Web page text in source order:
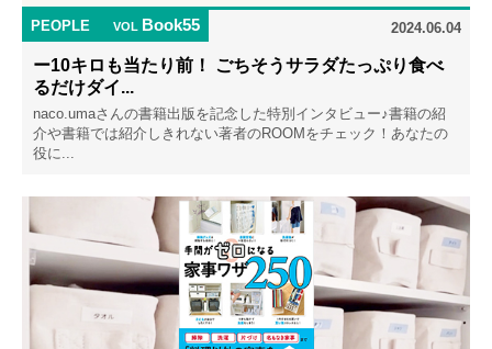
PEOPLE VOL Book55 2024.06.04
ー10キロも当たり前！ ごちそうサラダたっぷり食べ
るだけダイ...
naco.umaさんの書籍出版を記念した特別インタビュー♪書籍の紹
介や書籍では紹介しきれない著者のROOMをチェック！あなたの
役に...